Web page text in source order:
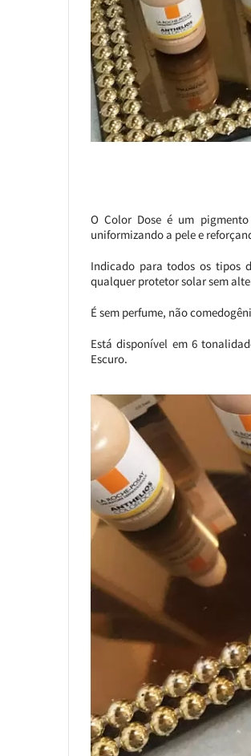
O Color Dose é um
uniformizando a pele e
Indicado para todos os tipos
qualquer protetor solar sem
É sem perfume, não
Está disponível em 6
Escuro.